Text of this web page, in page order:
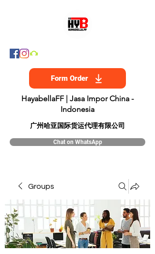
Form Order
HayabellaFF | Jasa Impor China -
Indonesia
​广州哈亚国际货运代理有限公司
Chat on WhatsApp
Groups